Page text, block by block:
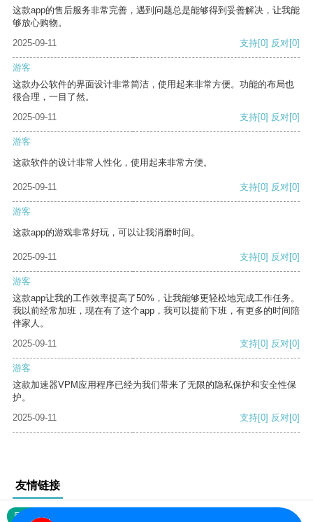
这款app的售后服务非常完善，遇到问题总是能够得到妥善解决，让我能
够放心购物。
2025-09-11
支持[0] 反对[0]
游客
这款办公软件的界面设计非常简洁，使用起来非常方便。功能的布局也
很合理，一目了然。
2025-09-11
支持[0] 反对[0]
游客
这款软件的设计非常人性化，使用起来非常方便。
2025-09-11 支持[0] 反对[0]
游客
这款app的游戏非常好玩，可以让我消磨时间。
2025-09-11 支持[0] 反对[0]
游客
这款app让我的工作效率提高了50%，让我能够更轻松地完成工作任务。
我以前经常加班，现在有了这个app，我可以提前下班，有更多的时间陪
伴家人。
2025-09-11
支持[0] 反对[0]
游客
这款加速器VPM应用程序已经为我们带来了无限的隐私保护和安全性保
护。
2025-09-11
支持[0] 反对[0]
友情链接
网站地图